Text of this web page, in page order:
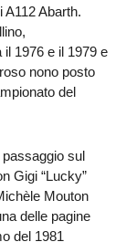
A112 Abarth.
1976 e il 1979 e
nono posto
del
sul
Gigi “Lucky”
Mouton
delle pagine
del 1981